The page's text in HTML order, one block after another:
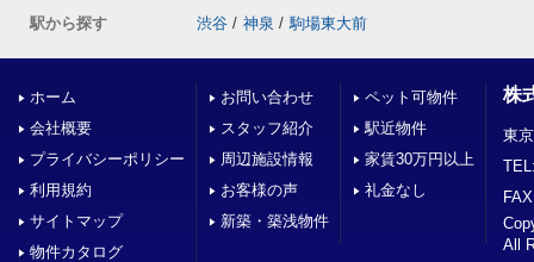
駅から探す
渋谷 / 神泉 / 駒場東大前
ホーム
会社概要
プライバシーポリシー
利用規約
サイトマップ
物件カタログ
お問い合わせ
スタッフ紹介
周辺施設情報
お客様の声
新築・築浅物件
ペット可物件
駅近物件
家賃30万円以上
礼金なし
株
東
All